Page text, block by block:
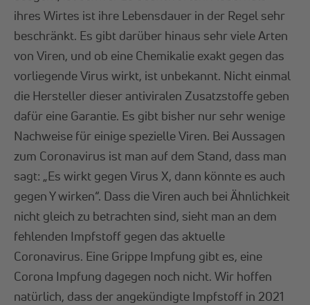
ihres Wirtes ist ihre Lebensdauer in der Regel sehr
beschränkt. Es gibt darüber hinaus sehr viele Arten
von Viren, und ob eine Chemikalie exakt gegen das
vorliegende Virus wirkt, ist unbekannt. Nicht einmal
die Hersteller dieser antiviralen Zusatzstoffe geben
dafür eine Garantie. Es gibt bisher nur sehr wenige
Nachweise für einige spezielle Viren. Bei Aussagen
zum Coronavirus ist man auf dem Stand, dass man
sagt: „Es wirkt gegen Virus X, dann könnte es auch
gegen Y wirken“. Dass die Viren auch bei Ähnlichkeit
nicht gleich zu betrachten sind, sieht man an dem
fehlenden Impfstoff gegen das aktuelle
Coronavirus. Eine Grippe Impfung gibt es, eine
Corona Impfung dagegen noch nicht. Wir hoffen
natürlich, dass der angekündigte Impfstoff in 2021